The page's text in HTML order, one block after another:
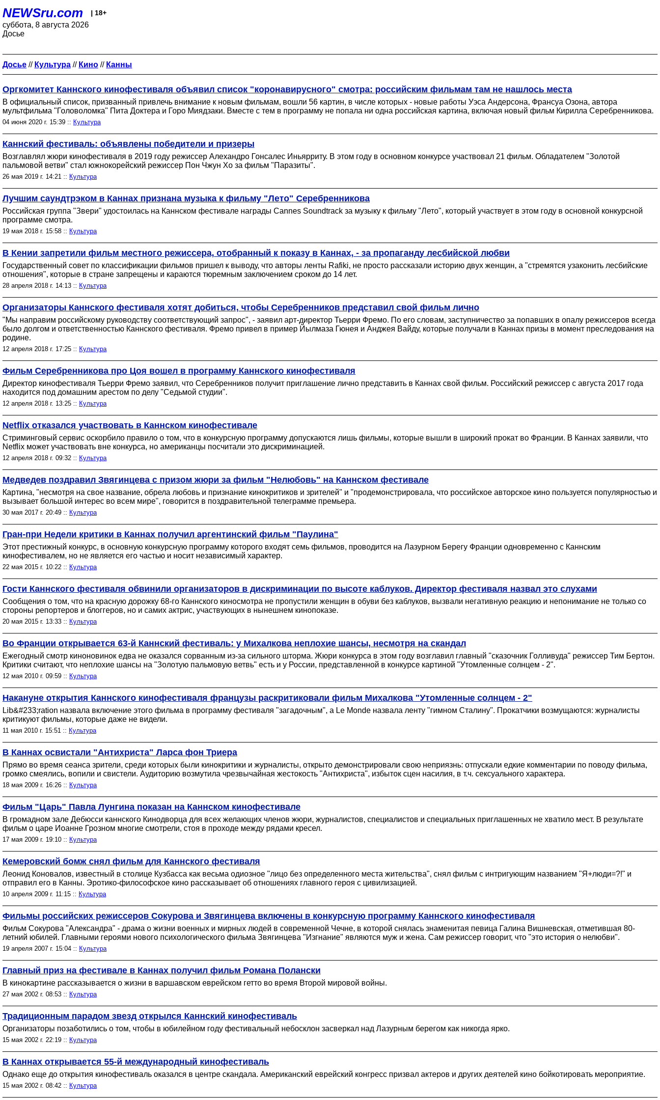
NEWSru.com | 18+
суббота, 8 августа 2026
Досье
Досье // Культура // Кино // Канны
Оргкомитет Каннского кинофестиваля объявил список "коронавирусного" смотра: российским фильмам там не нашлось места
В официальный список, призванный привлечь внимание к новым фильмам, вошли 56 картин, в числе которых - новые работы Уэса Андерсона, Франсуа Озона, автора
мультфильма "Головоломка" Пита Доктера и Горо Миядзаки. Вместе с тем в программу не попала ни одна российская картина, включая новый фильм Кирилла Серебренникова.
04 июня 2020 г. 15:39 :: Культура
Каннский фестиваль: объявлены победители и призеры
Возглавлял жюри кинофестиваля в 2019 году режиссер Алехандро Гонсалес Иньярриту. В этом году в основном конкурсе участвовал 21 фильм. Обладателем "Золотой
пальмовой ветви" стал южнокорейский режиссер Пон Чжун Хо за фильм "Паразиты".
26 мая 2019 г. 14:21 :: Культура
Лучшим саундтрэком в Каннах признана музыка к фильму "Лето" Серебренникова
Российская группа "Звери" удостоилась на Каннском фестивале награды Cannes Soundtrack за музыку к фильму "Лето", который участвует в этом году в основной конкурсной
программе смотра.
19 мая 2018 г. 15:58 :: Культура
В Кении запретили фильм местного режиссера, отобранный к показу в Каннах, - за пропаганду лесбийской любви
Государственный совет по классификации фильмов пришел к выводу, что авторы ленты Rafiki, не просто рассказали историю двух женщин, а "стремятся узаконить лесбийские
отношения", которые в стране запрещены и караются тюремным заключением сроком до 14 лет.
28 апреля 2018 г. 14:13 :: Культура
Организаторы Каннского фестиваля хотят добиться, чтобы Серебренников представил свой фильм лично
"Мы направим российскому руководству соответствующий запрос", - заявил арт-директор Тьерри Фремо. По его словам, заступничество за попавших в опалу режиссеров всегда
было долгом и ответственностью Каннского фестиваля. Фремо привел в пример Йылмаза Гюнея и Анджея Вайду, которые получали в Каннах призы в момент преследования на
родине.
12 апреля 2018 г. 17:25 :: Культура
Фильм Серебренникова про Цоя вошел в программу Каннского кинофестиваля
Директор кинофестиваля Тьерри Фремо заявил, что Серебренников получит приглашение лично представить в Каннах свой фильм. Российский режиссер с августа 2017 года
находится под домашним арестом по делу "Седьмой студии".
12 апреля 2018 г. 13:25 :: Культура
Netflix отказался участвовать в Каннском кинофестивале
Стриминговый сервис оскорбило правило о том, что в конкурсную программу допускаются лишь фильмы, которые вышли в широкий прокат во Франции. В Каннах заявили, что
Netflix может участвовать вне конкурса, но американцы посчитали это дискриминацией.
12 апреля 2018 г. 09:32 :: Культура
Медведев поздравил Звягинцева с призом жюри за фильм "Нелюбовь" на Каннском фестивале
Картина, "несмотря на свое название, обрела любовь и признание кинокритиков и зрителей" и "продемонстрировала, что российское авторское кино пользуется популярностью и
вызывает большой интерес во всем мире", говорится в поздравительной телеграмме премьера.
30 мая 2017 г. 20:49 :: Культура
Гран-при Недели критики в Каннах получил аргентинский фильм "Паулина"
Этот престижный конкурс, в основную конкурсную программу которого входят семь фильмов, проводится на Лазурном Берегу Франции одновременно с Каннским
кинофестивалем, но не является его частью и носит независимый характер.
22 мая 2015 г. 10:22 :: Культура
Гости Каннского фестиваля обвинили организаторов в дискриминации по высоте каблуков. Директор фестиваля назвал это слухами
Сообщения о том, что на красную дорожку 68-го Каннского киносмотра не пропустили женщин в обуви без каблуков, вызвали негативную реакцию и непонимание не только со
стороны репортеров и блоггеров, но и самих актрис, участвующих в нынешнем кинопоказе.
20 мая 2015 г. 13:33 :: Культура
Во Франции открывается 63-й Каннский фестиваль: у Михалкова неплохие шансы, несмотря на скандал
Ежегодный смотр киноновинок едва не оказался сорванным из-за сильного шторма. Жюри конкурса в этом году возглавил главный "сказочник Голливуда" режиссер Тим Бертон.
Критики считают, что неплохие шансы на "Золотую пальмовую ветвь" есть и у России, представленной в конкурсе картиной "Утомленные солнцем - 2".
12 мая 2010 г. 09:59 :: Культура
Накануне открытия Каннского кинофестиваля французы раскритиковали фильм Михалкова "Утомленные солнцем - 2"
Lib&#233;ration назвала включение этого фильма в программу фестиваля "загадочным", а Le Monde назвала ленту "гимном Сталину". Прокатчики возмущаются: журналисты
критикуют фильмы, которые даже не видели.
11 мая 2010 г. 15:51 :: Культура
В Каннах освистали "Антихриста" Ларса фон Триера
Прямо во время сеанса зрители, среди которых были кинокритики и журналисты, открыто демонстрировали свою неприязнь: отпускали едкие комментарии по поводу фильма,
громко смеялись, вопили и свистели. Аудиторию возмутила чрезвычайная жестокость "Антихриста", избыток сцен насилия, в т.ч. сексуального характера.
18 мая 2009 г. 16:26 :: Культура
Фильм "Царь" Павла Лунгина показан на Каннском кинофестивале
В громадном зале Дебюсси каннского Кинодворца для всех желающих членов жюри, журналистов, специалистов и специальных приглашенных не хватило мест. В результате
фильм о царе Иоанне Грозном многие смотрели, стоя в проходе между рядами кресел.
17 мая 2009 г. 19:10 :: Культура
Кемеровский бомж снял фильм для Каннского фестиваля
Леонид Коновалов, известный в столице Кузбасса как весьма одиозное "лицо без определенного места жительства", снял фильм с интригующим названием "Я+люди=?!" и
отправил его в Канны. Эротико-философское кино рассказывает об отношениях главного героя с цивилизацией.
10 апреля 2009 г. 11:15 :: Культура
Фильмы российских режиссеров Сокурова и Звягинцева включены в конкурсную программу Каннского кинофестиваля
Фильм Сокурова "Александра" - драма о жизни военных и мирных людей в современной Чечне, в которой снялась знаменитая певица Галина Вишневская, отметившая 80-
летний юбилей. Главными героями нового психологического фильма Звягинцева "Изгнание" являются муж и жена. Сам режиссер говорит, что "это история о нелюбви".
19 апреля 2007 г. 15:04 :: Культура
Главный приз на фестивале в Каннах получил фильм Романа Полански
В кинокартине рассказывается о жизни в варшавском еврейском гетто во время Второй мировой войны.
27 мая 2002 г. 08:53 :: Культура
Традиционным парадом звезд открылся Каннский кинофестиваль
Организаторы позаботились о том, чтобы в юбилейном году фестивальный небосклон засверкал над Лазурным берегом как никогда ярко.
15 мая 2002 г. 22:19 :: Культура
В Каннах открывается 55-й международный кинофестиваль
Однако еще до открытия кинофестиваль оказался в центре скандала. Американский еврейский конгресс призвал актеров и других деятелей кино бойкотировать мероприятие.
15 мая 2002 г. 08:42 :: Культура